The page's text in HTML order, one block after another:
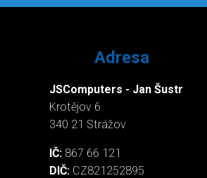
Adresa
JSComputers - Jan Šustr
Krotějov 6
340 21 Strážov
IČ: 867 66 121
DIČ: CZ821252895